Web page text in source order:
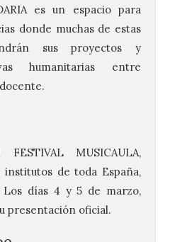
es un espacio para
donde muchas de estas
sus proyectos y
humanitarias entre
MUSICAULA,
de toda España,
Los días 4 y 5 de marzo,
presentación oficial.